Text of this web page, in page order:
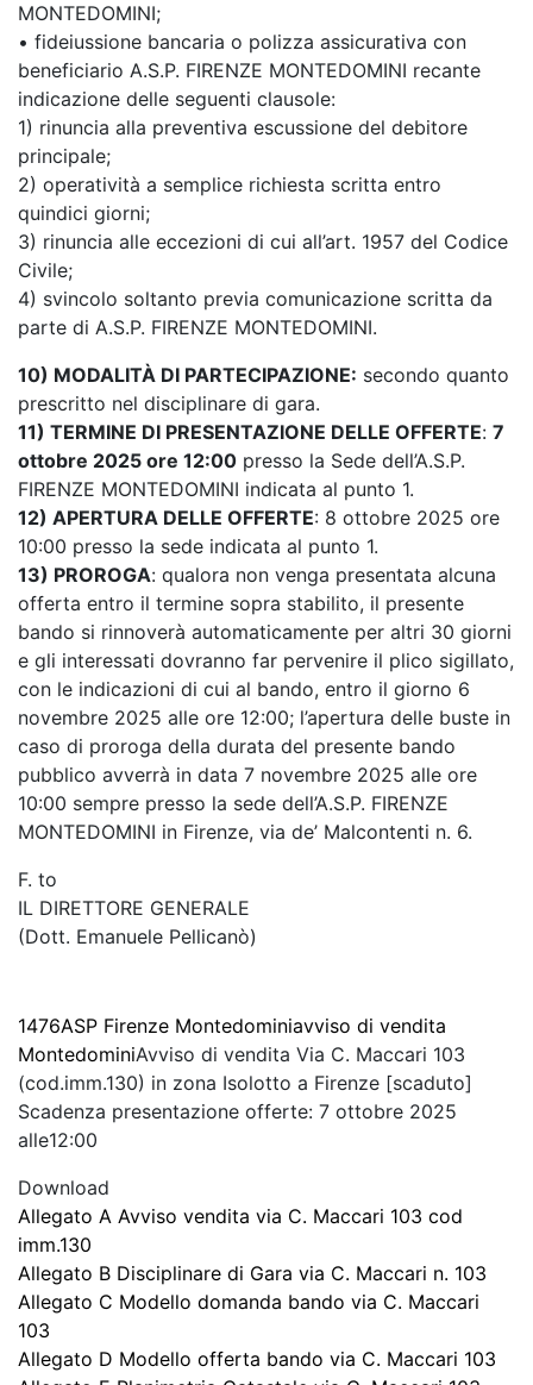
MONTEDOMINI;
• fideiussione bancaria o polizza assicurativa con
beneficiario A.S.P. FIRENZE MONTEDOMINI recante
indicazione delle seguenti clausole:
1) rinuncia alla preventiva escussione del debitore
principale;
2) operatività a semplice richiesta scritta entro
quindici giorni;
3) rinuncia alle eccezioni di cui all’art. 1957 del Codice
Civile;
4) svincolo soltanto previa comunicazione scritta da
parte di A.S.P. FIRENZE MONTEDOMINI.
10) MODALITÀ DI PARTECIPAZIONE: secondo quanto
prescritto nel disciplinare di gara.
11) TERMINE DI PRESENTAZIONE DELLE OFFERTE: 7
ottobre 2025 ore 12:00 presso la Sede dell’A.S.P.
FIRENZE MONTEDOMINI indicata al punto 1.
12) APERTURA DELLE OFFERTE: 8 ottobre 2025 ore
10:00 presso la sede indicata al punto 1.
13) PROROGA: qualora non venga presentata alcuna
offerta entro il termine sopra stabilito, il presente
bando si rinnoverà automaticamente per altri 30 giorni
e gli interessati dovranno far pervenire il plico sigillato,
con le indicazioni di cui al bando, entro il giorno 6
novembre 2025 alle ore 12:00; l’apertura delle buste in
caso di proroga della durata del presente bando
pubblico avverrà in data 7 novembre 2025 alle ore
10:00 sempre presso la sede dell’A.S.P. FIRENZE
MONTEDOMINI in Firenze, via de’ Malcontenti n. 6.
F. to
IL DIRETTORE GENERALE
(Dott. Emanuele Pellicanò)
1476ASP Firenze Montedominiavviso di vendita
MontedominiAvviso di vendita Via C. Maccari 103
(cod.imm.130) in zona Isolotto a Firenze [scaduto]
Scadenza presentazione offerte: 7 ottobre 2025
alle12:00
Download
Allegato A Avviso vendita via C. Maccari 103 cod
imm.130
Allegato B Disciplinare di Gara via C. Maccari n. 103
Allegato C Modello domanda bando via C. Maccari
103
Allegato D Modello offerta bando via C. Maccari 103